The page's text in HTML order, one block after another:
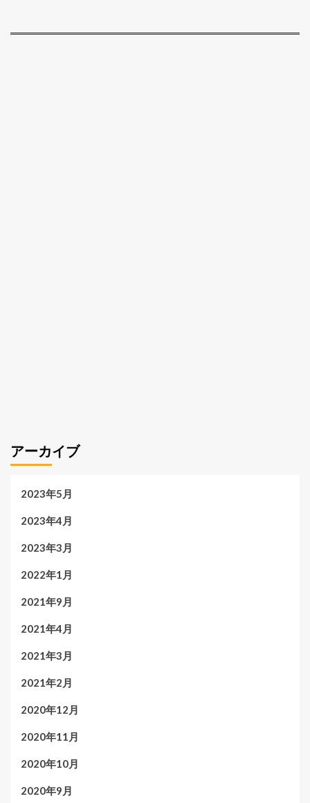
アーカイブ
2023年5月
2023年4月
2023年3月
2022年1月
2021年9月
2021年4月
2021年3月
2021年2月
2020年12月
2020年11月
2020年10月
2020年9月